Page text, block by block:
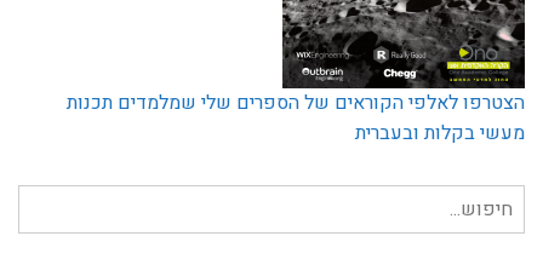
הצטרפו לאלפי הקוראים של הספרים שלי שמלמדים תכנות
מעשי בקלות ובעברית
חיפוש
עבור: